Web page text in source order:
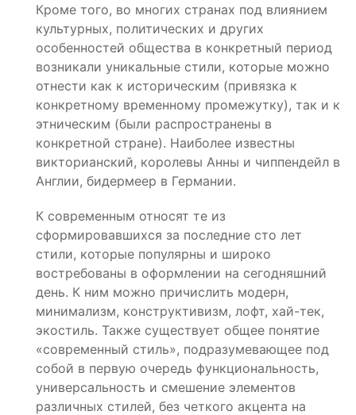
Кроме того, во многих странах под влиянием
культурных, политических и других
особенностей общества в конкретный период
возникали уникальные стили, которые можно
отнести как к историческим (привязка к
конкретному временному промежутку), так и к
этническим (были распространены в
конкретной стране). Наиболее известны
викторианский, королевы Анны и чиппендейл в
Англии, бидермеер в Германии.
К современным относят те из
сформировавшихся за последние сто лет
стили, которые популярны и широко
востребованы в оформлении на сегодняшний
день. К ним можно причислить модерн,
минимализм, конструктивизм, лофт, хай-тек,
экостиль. Также существует общее понятие
«современный стиль», подразумевающее под
собой в первую очередь функциональность,
универсальность и смешение элементов
различных стилей, без четкого акцента на